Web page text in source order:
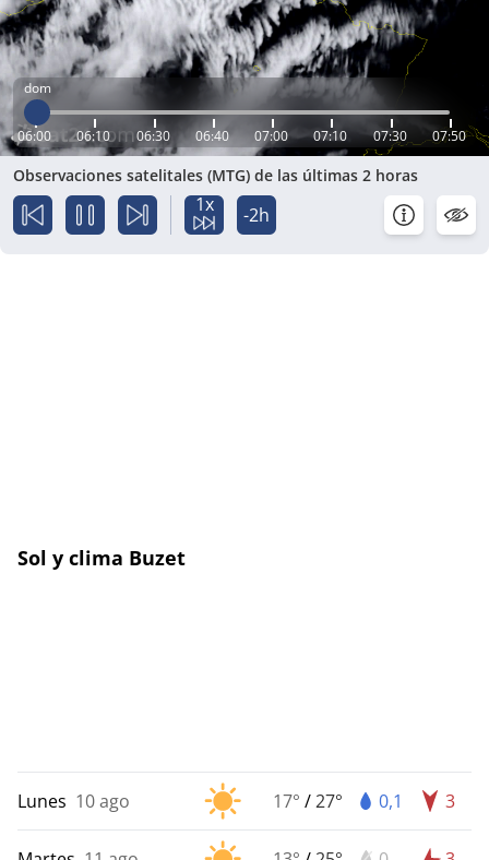
dom
06:00 06:10 06:30 06:40 07:00 07:10 07:30 07:50
Observaciones satelitales (MTG) de las últimas 2 horas
1x -2h
Sol y clima Buzet
Lunes 10 ago 17° /27° 0,1 3